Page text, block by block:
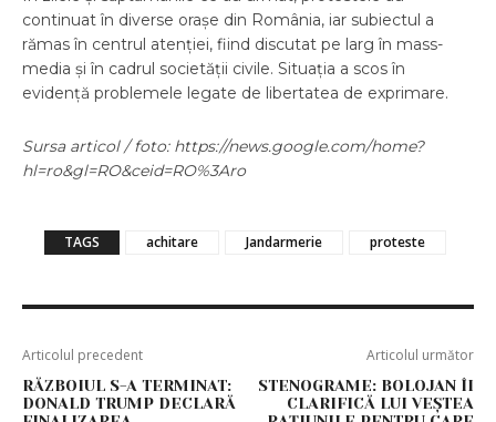
continuat în diverse orașe din România, iar subiectul a
rămas în centrul atenției, fiind discutat pe larg în mass-
media și în cadrul societății civile. Situația a scos în
evidență problemele legate de libertatea de exprimare.
Sursa articol / foto: https://news.google.com/home?
hl=ro&gl=RO&ceid=RO%3Aro
TAGS achitare Jandarmerie proteste
Articolul precedent
RĂZBOIUL S-A TERMINAT:
DONALD TRUMP DECLARĂ
Articolul următor
STENOGRAME: BOLOJAN ÎI
CLARIFICĂ LUI VEȘTEA